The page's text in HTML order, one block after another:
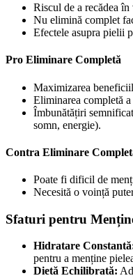
Riscul de a recădea
Nu elimină complet
Efectele asupra pielii
Pro Eliminare Completă
Maximizarea
Eliminarea completă
Îmbunătățiri
somn, energie).
Contra Eliminare
Poate fi dificil de
Necesită o voință
Sfaturi pentru
Hidratare
pentru a menține
Dietă Echilibrată: